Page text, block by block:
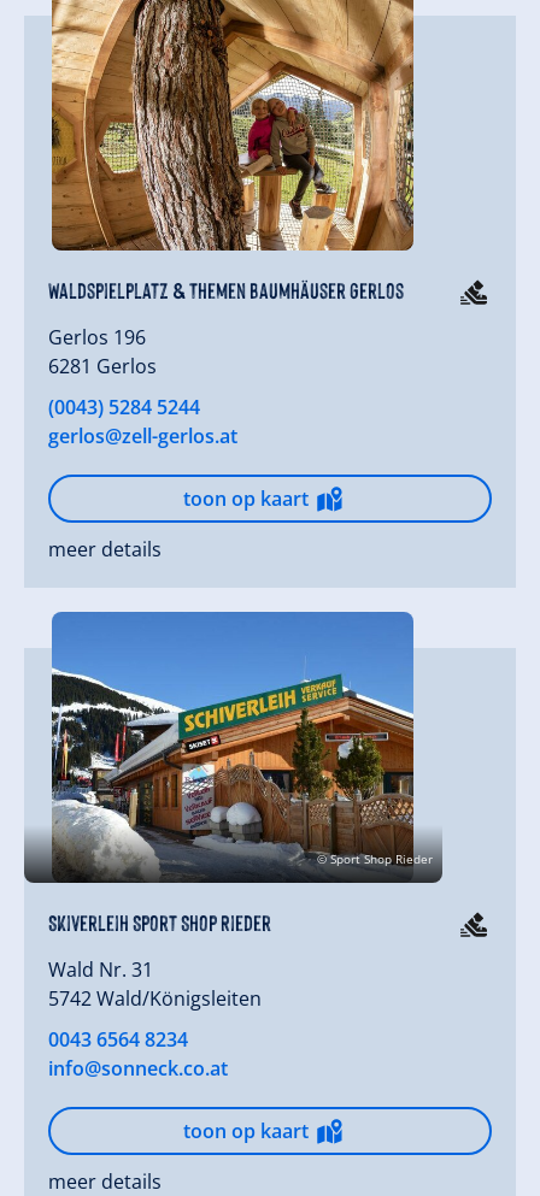
Waldspielplatz & Themen Baumhäuser Gerlos
Gerlos 196
6281 Gerlos
(0043) 5284 5244
gerlos@zell-gerlos.at
toon op kaart
meer details
© Sport Shop Rieder
Skiverleih Sport Shop Rieder
Wald Nr. 31
5742 Wald/Königsleiten
0043 6564 8234
info@sonneck.co.at
toon op kaart
meer details